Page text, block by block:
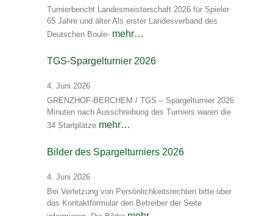
Turnierbericht Landesmeisterschaft 2026 für Spieler
65 Jahre und älter Als erster Landesverband des
Deutschen Boule- mehr…
TGS-Spargelturnier 2026
4. Juni 2026
GRENZHOF-BERCHEM / TGS – Spargelturnier 2026
Minuten nach Ausschreibung des Turniers waren die
34 Startplätze mehr…
Bilder des Spargelturniers 2026
4. Juni 2026
Bei Verletzung von Persönlichkeitsrechten bitte über
das Kontaktformular den Betreiber der Seite